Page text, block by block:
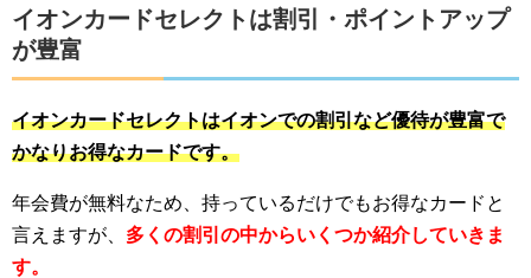
イオンカードセレクトは割引・ポイントアップ
が豊富
イオンカードセレクトはイオンでの割引など優待が豊富で
かなりお得なカードです。
年会費が無料なため、持っているだけでもお得なカードと
言えますが、 多くの割引の中からいくつか紹介していきま
す。